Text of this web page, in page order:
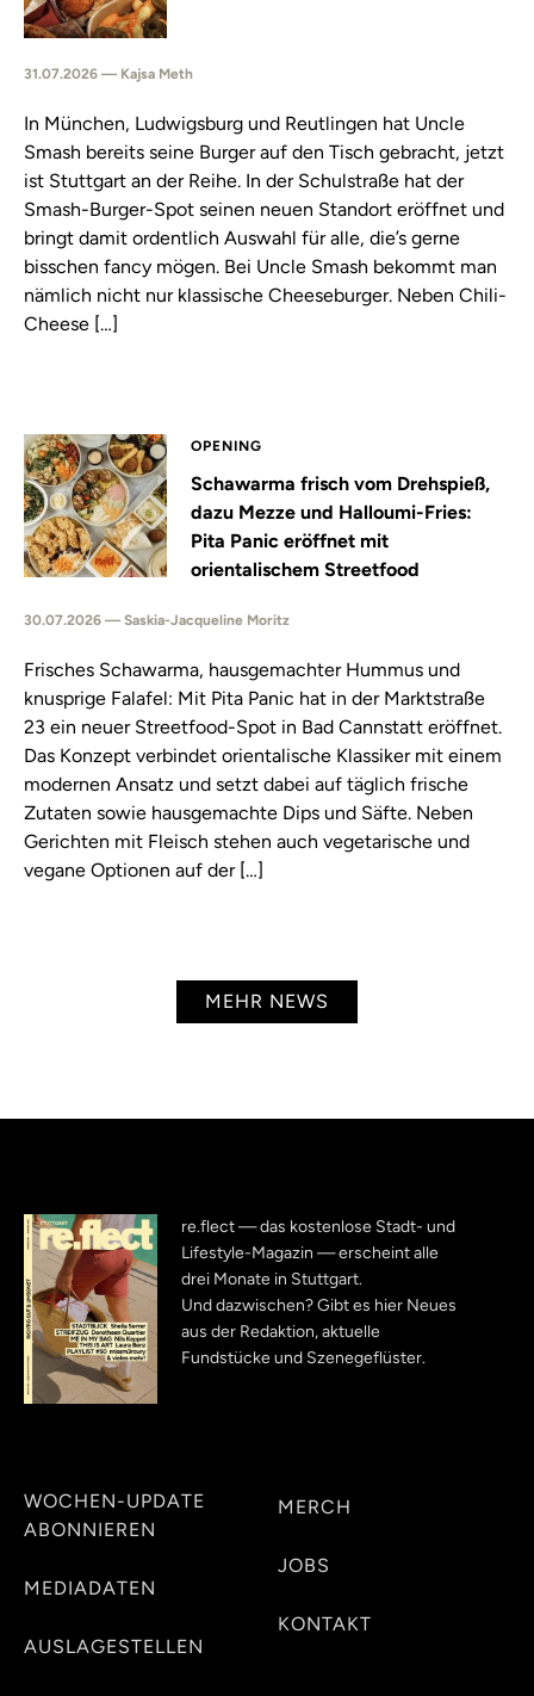
31.07.2026 — Kajsa Meth
In München, Ludwigsburg und Reutlingen hat Uncle
Smash bereits seine Burger auf den Tisch gebracht, jetzt
ist Stuttgart an der Reihe. In der Schulstraße hat der
Smash-Burger-Spot seinen neuen Standort eröffnet und
bringt damit ordentlich Auswahl für alle, die’s gerne
bisschen fancy mögen. Bei Uncle Smash bekommt man
nämlich nicht nur klassische Cheeseburger. Neben Chili-
Cheese […]
OPENING
Schawarma frisch vom Drehspieß,
dazu Mezze und Halloumi-Fries:
Pita Panic eröffnet mit
orientalischem Streetfood
30.07.2026 — Saskia-Jacqueline Moritz
Frisches Schawarma, hausgemachter Hummus und
knusprige Falafel: Mit Pita Panic hat in der Marktstraße
23 ein neuer Streetfood-Spot in Bad Cannstatt eröffnet.
Das Konzept verbindet orientalische Klassiker mit einem
modernen Ansatz und setzt dabei auf täglich frische
Zutaten sowie hausgemachte Dips und Säfte. Neben
Gerichten mit Fleisch stehen auch vegetarische und
vegane Optionen auf der […]
MEHR NEWS
re.flect — das kostenlose Stadt- und
Lifestyle-Magazin — erscheint alle
drei Monate in Stuttgart.
Und dazwischen? Gibt es hier Neues
aus der Redaktion, aktuelle
Fundstücke und Szenegeflüster.
WOCHEN-UPDATE
ABONNIEREN
MEDIADATEN
AUSLAGESTELLEN
MERCH
JOBS
KONTAKT